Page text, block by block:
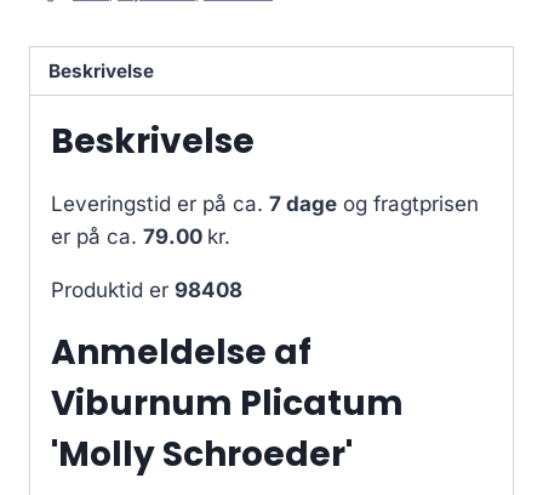
Beskrivelse
Beskrivelse
Leveringstid er på ca. 7 dage og fragtprisen
er på ca. 79.00 kr.
Produktid er 98408
Anmeldelse af
Viburnum Plicatum
'Molly Schroeder'